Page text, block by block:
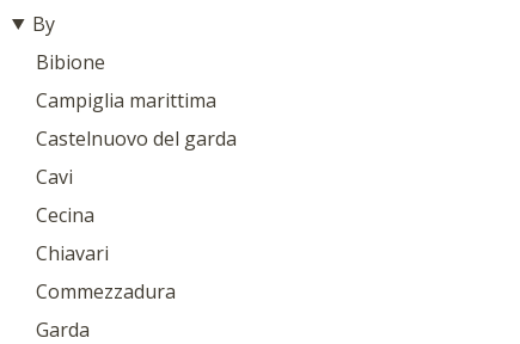
By
Bibione
Campiglia marittima
Castelnuovo del garda
Cavi
Cecina
Chiavari
Commezzadura
Garda